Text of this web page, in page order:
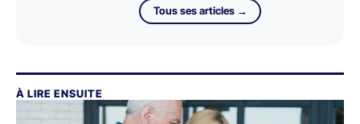
Tous ses articles →
À LIRE ENSUITE